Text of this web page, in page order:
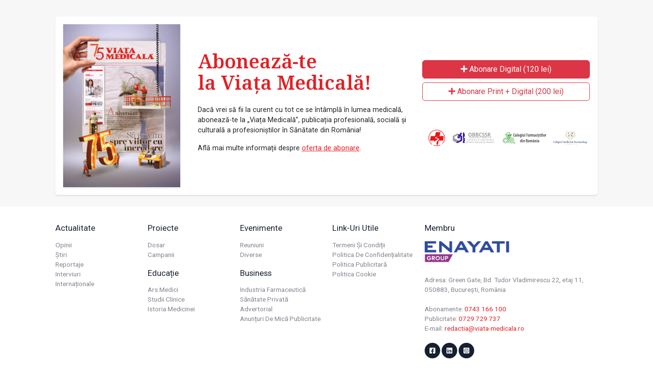
Abonează-te
la Viața Medicală!
Dacă vrei să fii la curent cu tot ce se întâmplă în lumea medicală,
abonează-te la „Viața Medicală”, publicația profesională, socială și
culturală a profesioniștilor în Sănătate din România!
Află mai multe informații despre oferta de abonare.
Abonare Digital (120 lei)
Abonare Print + Digital (200 lei)
Actualitate
Opinii
Știri
Reportaje
Interviuri
Internaționale
Proiecte
Dosar
Campanii
Educație
Ars Medici
Studii Clinice
Istoria Medicinei
Evenimente
Reuniuni
Diverse
Business
Industria Farmaceutică
Sănătate Privată
Advertorial
Anunțuri De Mică Publicitate
Link-Uri Utile
Termeni Și Condiții
Politica De Confidențialitate
Politica Publicitară
Politica Cookie
Membru
Adresa: Green Gate, Bd. Tudor Vladimirescu 22, etaj 11,
050883, Bucureşti, România
Abonamente: 0743 166 100
Publicitate: 0729 729 737
E-mail: redactia@viata-medicala.ro